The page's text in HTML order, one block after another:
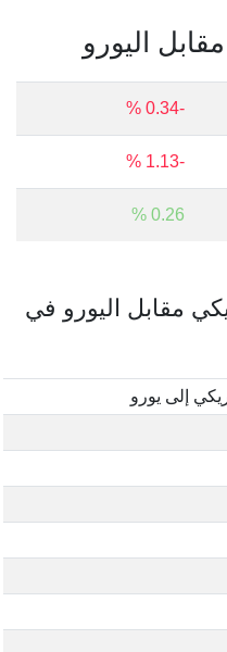
اليورو
-0.34 %
-1.13 %
0.26 %
أمريكي مقابل اليورو في